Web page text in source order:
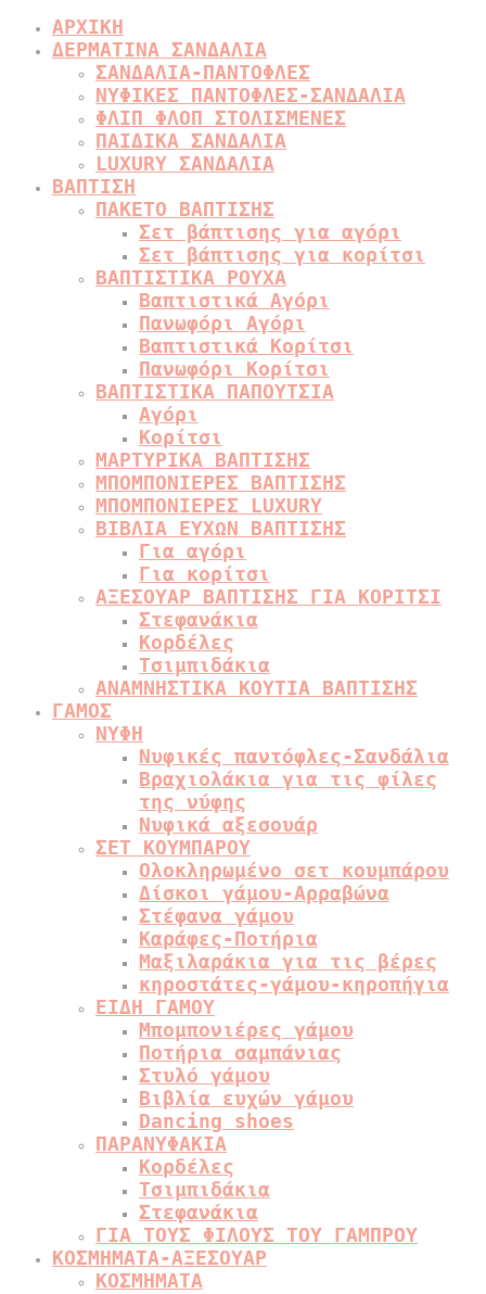
ΑΡΧΙΚΗ
ΔΕΡΜΑΤΙΝΑ ΣΑΝΔΑΛΙΑ
ΣΑΝΔΑΛΙΑ-ΠΑΝΤΟΦΛΕΣ
ΝΥΦΙΚΕΣ ΠΑΝΤΟΦΛΕΣ-ΣΑΝΔΑΛΙΑ
ΦΛΙΠ ΦΛΟΠ ΣΤΟΛΙΣΜΕΝΕΣ
ΠΑΙΔΙΚΑ ΣΑΝΔΑΛΙΑ
LUXURY ΣΑΝΔΑΛΙΑ
ΒΑΠΤΙΣΗ
ΠΑΚΕΤΟ ΒΑΠΤΙΣΗΣ
Σετ βάπτισης για αγόρι
Σετ βάπτισης για κορίτσι
ΒΑΠΤΙΣΤΙΚΑ ΡΟΥΧΑ
Βαπτιστικά Αγόρι
Πανωφόρι Αγόρι
Βαπτιστικά Κορίτσι
Πανωφόρι Κορίτσι
ΒΑΠΤΙΣΤΙΚΑ ΠΑΠΟΥΤΣΙΑ
Αγόρι
Κορίτσι
ΜΑΡΤΥΡΙΚΑ ΒΑΠΤΙΣΗΣ
ΜΠΟΜΠΟΝΙΕΡΕΣ ΒΑΠΤΙΣΗΣ
ΜΠΟΜΠΟΝΙΕΡΕΣ LUXURY
ΒΙΒΛΙΑ ΕΥΧΩΝ ΒΑΠΤΙΣΗΣ
Για αγόρι
Για κορίτσι
ΑΞΕΣΟΥΑΡ ΒΑΠΤΙΣΗΣ ΓΙΑ ΚΟΡΙΤΣΙ
Στεφανάκια
Κορδέλες
Τσιμπιδάκια
ΑΝΑΜΝΗΣΤΙΚΑ ΚΟΥΤΙΑ ΒΑΠΤΙΣΗΣ
ΓΑΜΟΣ
ΝΥΦΗ
Νυφικές παντόφλες-Σανδάλια
Βραχιολάκια για τις φίλες
της νύφης
Νυφικά αξεσουάρ
ΣΕΤ ΚΟΥΜΠΑΡΟΥ
Ολοκληρωμένο σετ κουμπάρου
Δίσκοι γάμου-Αρραβώνα
Στέφανα γάμου
Καράφες-Ποτήρια
Μαξιλαράκια για τις βέρες
κηροστάτες-γάμου-κηροπήγια
ΕΙΔΗ ΓΑΜΟΥ
Μπομπονιέρες γάμου
Ποτήρια σαμπάνιας
Στυλό γάμου
Βιβλία ευχών γάμου
Dancing shoes
ΠΑΡΑΝΥΦΑΚΙΑ
Κορδέλες
Τσιμπιδάκια
Στεφανάκια
ΓΙΑ ΤΟΥΣ ΦΙΛΟΥΣ ΤΟΥ ΓΑΜΠΡΟΥ
ΚΟΣΜΗΜΑΤΑ-ΑΞΕΣΟΥΑΡ
ΚΟΣΜΗΜΑΤΑ